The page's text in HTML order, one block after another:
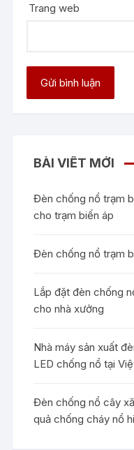
Trang web
BÀI VIẾT MỚI
Đèn chống nổ trạm
cho trạm biến áp
Đèn chống nổ trạm
Lắp đặt đèn chống
cho nhà xưởng
Nhà máy sản xuất
LED chống nổ tại
Đèn chống nổ cây
quả chống cháy nổ